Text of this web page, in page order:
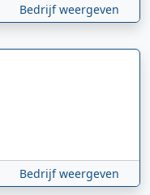
Bedrijf weergeven
Bedrijf weergeven